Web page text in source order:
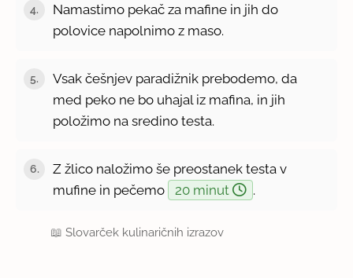
4.
Namastimo pekač za mafine in jih do
polovice napolnimo z maso.
5.
Vsak češnjev paradižnik prebodemo, da
med peko ne bo uhajal iz mafina, in jih
položimo na sredino testa.
6.
Z žlico naložimo še preostanek testa v
mufine in pečemo
20 minut .
📖Slovarček kulinaričnih izrazov